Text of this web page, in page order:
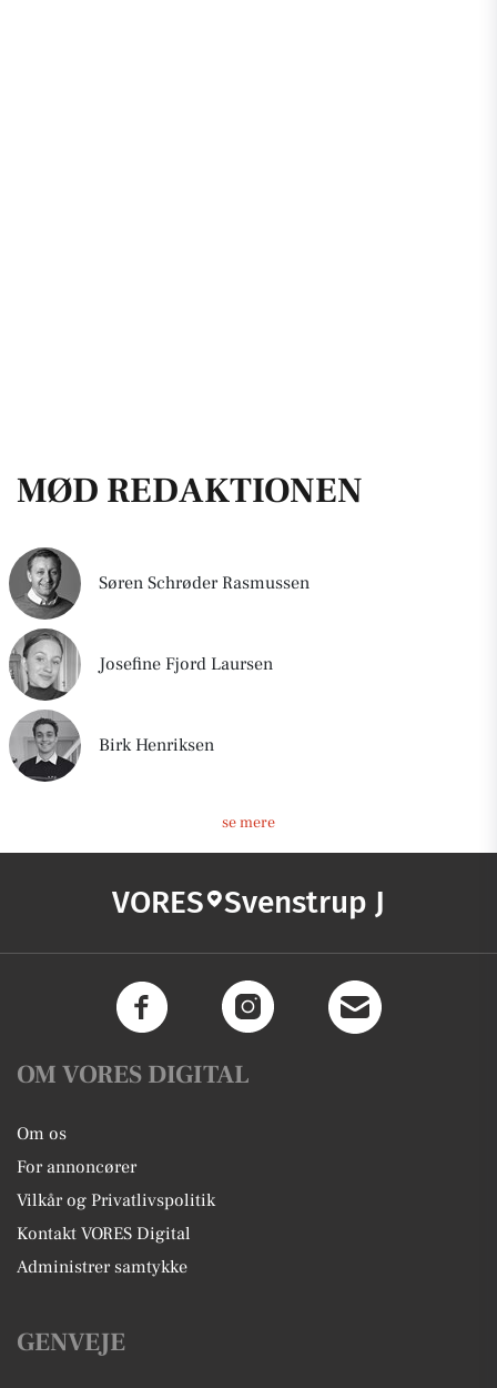
MØD REDAKTIONEN
Søren Schrøder Rasmussen
Josefine Fjord Laursen
Birk Henriksen
se mere
VORES Svenstrup J
OM VORES DIGITAL
Om os
For annoncører
Vilkår og Privatlivspolitik
Kontakt VORES Digital
Administrer samtykke
GENVEJE